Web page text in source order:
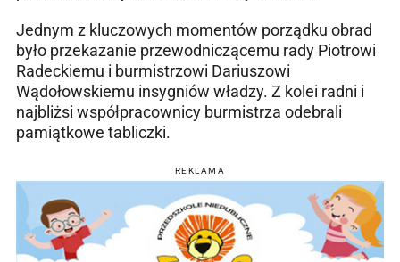
Jednym z kluczowych momentów porządku obrad
było przekazanie przewodniczącemu rady Piotrowi
Radeckiemu i burmistrzowi Dariuszowi
Wądołowskiemu insygniów władzy. Z kolei radni i
najbliżsi współpracownicy burmistrza odebrali
pamiątkowe tabliczki.
REKLAMA